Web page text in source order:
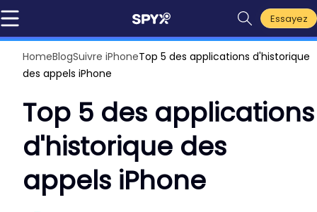
Essayez
HomeBlogSuivre iPhoneTop 5 des applications d'historique
des appels iPhone
Top 5 des applications
d'historique des
appels iPhone